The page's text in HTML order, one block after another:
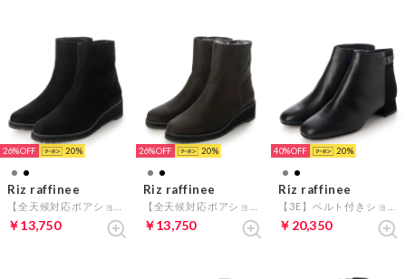
26% 20
Riz raffinee
￥13,750
26% 20
Riz raffinee
￥13,750
40% 20
Riz raffinee
￥20,350